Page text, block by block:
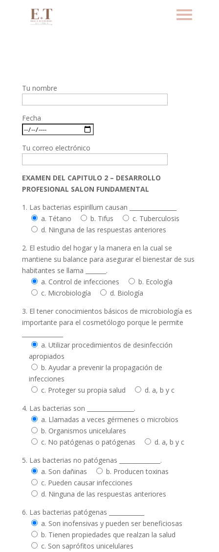
Tu nombre
Fecha
Tu correo electrónico
EXAMEN DEL CAPITULO 2 – DESARROLLO
PROFESIONAL SALON FUNDAMENTAL
1. Las bacterias espirillum causan ________________
a. Tétano
b. Tifus
c. Tuberculosis
d. Ninguna de las respuestas anteriores
2. El estudio del hogar y la manera en la cual se
mantiene su balance para asegurar el bienestar de sus
habitantes se llama _______.
a. Control de infecciones
b. Ecología
c. Microbiología
d. Biología
3. El tener conocimientos básicos de microbiología es
importante para el cosmetólogo porque le permite
a. Utilizar procedimientos de desinfección
apropiados
b. Ayudar a prevenir la propagación de
infecciones
c. Proteger su propia salud
d. a, b y c
4. Las bacterias son ________________.
a. Llamadas a veces gérmenes o microbios
b. Organismos unicelulares
c. No patógenas o patógenas
d. a, b y c
5. Las bacterias no patógenas ______________.
a. Son dañinas
b. Producen toxinas
c. Pueden causar infecciones
d. Ninguna de las respuestas anteriores
6. Las bacterias patógenas ____________
a. Son inofensivas y pueden ser beneficiosas
b. Tienen propiedades que realzan la salud
c. Son saprófitos unicelulares